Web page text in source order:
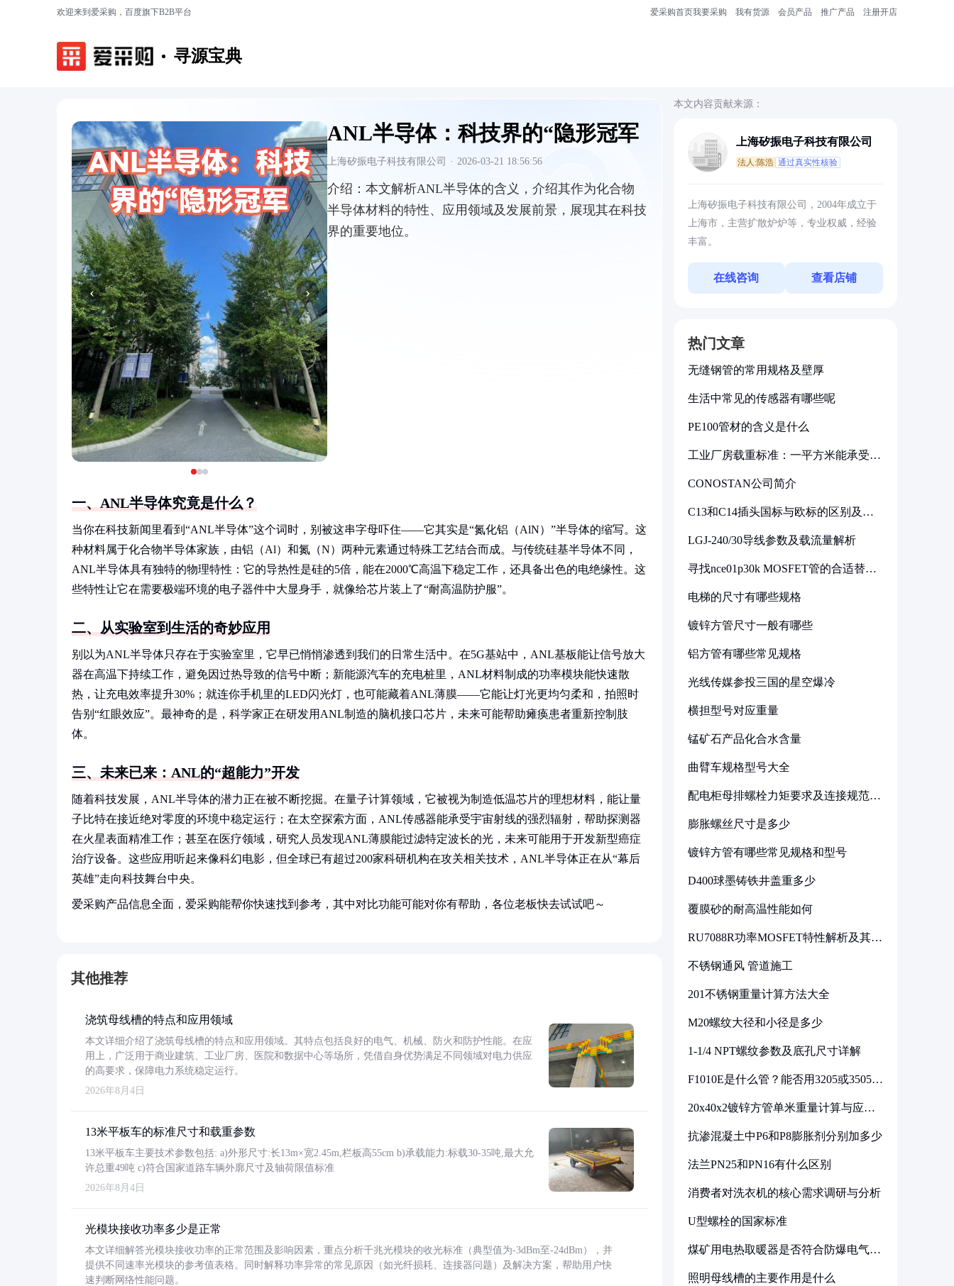
欢迎来到爱采购，百度旗下B2B平台 爱采购首页我要采购 我有货源 会员产品 推广产品 注册开店
寻源宝典
‹ ›
ANL半导体：科技界的“隐形冠军
上海矽振电子科技有限公司 · 2026-03-21 18:56:56
介绍： 本文解析ANL半导体的含义，介绍其作为化合物
半导体材料的特性、应用领域及发展前景，展现其在科技
界的重要地位。
一、ANL半导体究竟是什么？
当你在科技新闻里看到“ANL半导体”这个词时，别被这串字母吓住——它其实是“氮化铝（AlN）”半导体的缩写。这
种材料属于化合物半导体家族，由铝（Al）和氮（N）两种元素通过特殊工艺结合而成。与传统硅基半导体不同，
ANL半导体具有独特的物理特性：它的导热性是硅的5倍，能在2000℃高温下稳定工作，还具备出色的电绝缘性。这
些特性让它在需要极端环境的电子器件中大显身手，就像给芯片装上了“耐高温防护服”。
二、从实验室到生活的奇妙应用
别以为ANL半导体只存在于实验室里，它早已悄悄渗透到我们的日常生活中。在5G基站中，ANL基板能让信号放大
器在高温下持续工作，避免因过热导致的信号中断；新能源汽车的充电桩里，ANL材料制成的功率模块能快速散
热，让充电效率提升30%；就连你手机里的LED闪光灯，也可能藏着ANL薄膜——它能让灯光更均匀柔和，拍照时
告别“红眼效应”。最神奇的是，科学家正在研发用ANL制造的脑机接口芯片，未来可能帮助瘫痪患者重新控制肢
体。
三、未来已来：ANL的“超能力”开发
随着科技发展，ANL半导体的潜力正在被不断挖掘。在量子计算领域，它被视为制造低温芯片的理想材料，能让量
子比特在接近绝对零度的环境中稳定运行；在太空探索方面，ANL传感器能承受宇宙射线的强烈辐射，帮助探测器
在火星表面精准工作；甚至在医疗领域，研究人员发现ANL薄膜能过滤特定波长的光，未来可能用于开发新型癌症
治疗设备。这些应用听起来像科幻电影，但全球已有超过200家科研机构在攻关相关技术，ANL半导体正在从“幕后
英雄”走向科技舞台中央。
爱采购产品信息全面，爱采购能帮你快速找到参考，其中对比功能可能对你有帮助，各位老板快去试试吧～
其他推荐
浇筑母线槽的特点和应用领域
本文详细介绍了浇筑母线槽的特点和应用领域。其特点包括良好的电气、机械、防火和防护性能。在应
用上，广泛用于商业建筑、工业厂房、医院和数据中心等场所，凭借自身优势满足不同领域对电力供应
的高要求，保障电力系统稳定运行。
2026年8月4日
13米平板车的标准尺寸和载重参数
13米平板车主要技术参数包括: a)外形尺寸:长13m×宽2.45m,栏板高55cm b)承载能力:标载30-35吨,最大允
许总重49吨 c)符合国家道路车辆外廓尺寸及轴荷限值标准
2026年8月4日
光模块接收功率多少是正常
本文详细解答光模块接收功率的正常范围及影响因素，重点分析千兆光模块的收光标准（典型值为-3dBm至-24dBm），并
提供不同速率光模块的参考值表格。同时解释功率异常的常见原因（如光纤损耗、连接器问题）及解决方案，帮助用户快
速判断网络性能问题。
本文内容贡献来源：
上海矽振电子科技有限公司
法人:陈浩 通过真实性核验
上海矽振电子科技有限公司，2004年成立于
上海市，主营扩散炉炉等，专业权威，经验
丰富。
在线咨询 查看店铺
热门文章
无缝钢管的常用规格及壁厚
生活中常见的传感器有哪些呢
PE100管材的含义是什么
工业厂房载重标准：一平方米能承受多
CONOSTAN公司简介
C13和C14插头国标与欧标的区别及其
LGJ-240/30导线参数及载流量解析
寻找nce01p30k MOSFET管的合适替代
电梯的尺寸有哪些规格
镀锌方管尺寸一般有哪些
铝方管有哪些常见规格
光线传媒参投三国的星空爆冷
横担型号对应重量
锰矿石产品化合水含量
曲臂车规格型号大全
配电柜母排螺栓力矩要求及连接规范详
膨胀螺丝尺寸是多少
镀锌方管有哪些常见规格和型号
D400球墨铸铁井盖重多少
覆膜砂的耐高温性能如何
RU7088R功率MOSFET特性解析及其在
不锈钢通风 管道施工
201不锈钢重量计算方法大全
M20螺纹大径和小径是多少
1-1/4 NPT螺纹参数及底孔尺寸详解
F1010E是什么管？能否用3205或3505代
20x40x2镀锌方管单米重量计算与应用
抗渗混凝土中P6和P8膨胀剂分别加多少
法兰PN25和PN16有什么区别
消费者对洗衣机的核心需求调研与分析
U型螺栓的国家标准
煤矿用电热取暖器是否符合防爆电气设
照明母线槽的主要作用是什么